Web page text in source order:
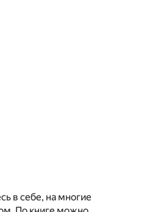
в себе, на многие